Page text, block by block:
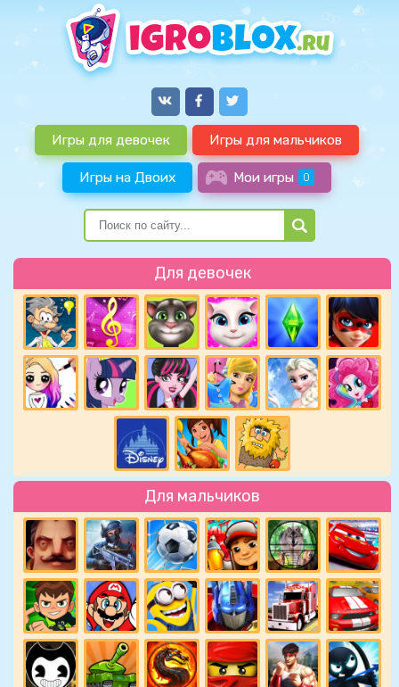
Игры для девочек Игры для мальчиков
Игры на Двоих Мои игры 0
Для девочек
Для мальчиков